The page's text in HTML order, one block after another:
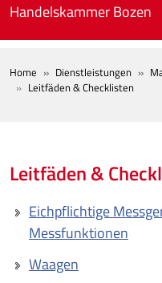
Skip to main content
Handelskammer Bozen
BREADCRUMB
Home Dienstleistungen
Leitfäden & Checklisten
Leitfäden &
Eichpflichtige
Messfunktionen
Waagen